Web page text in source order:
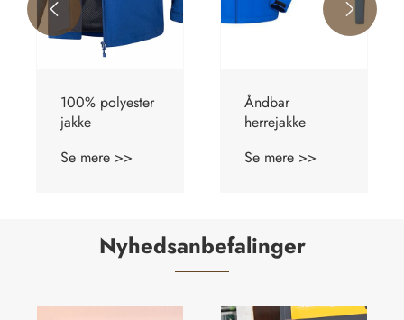
Åndbar
herrejakke
Se mere >>
Plus Size
herrejakke
Se mere >>
 
Nyhedsanbefalinger